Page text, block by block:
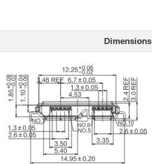
Dimensions